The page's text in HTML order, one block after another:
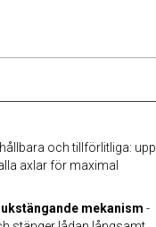
och tillförlitliga: upp
axlar för maximal
mekanism -